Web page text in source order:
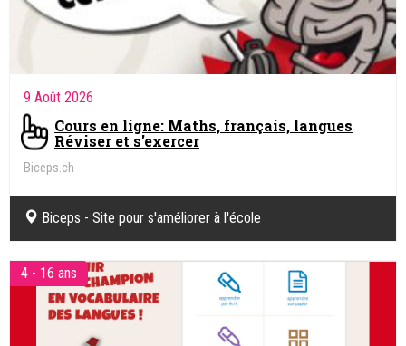
9 Août 2026
Cours en ligne: Maths, français, langues
Réviser et s'exercer
Biceps.ch
Biceps - Site pour s'améliorer à l'école
4 - 16 ans